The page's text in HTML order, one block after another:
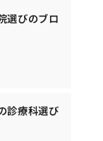
選びのブロ
診療科選び